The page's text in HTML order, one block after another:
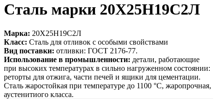
Сталь марки 20Х25Н19С2Л
Марка: 20Х25Н19С2Л
Класс: Сталь для отливок с особыми свойствами
Вид поставки: отливки: ГОСТ 2176-77.
Использование в промышленности: детали, работающие
при высоких температурах в сильно нагруженном состоянии:
реторты для отжига, части печей и ящики для цементации.
Сталь жаростойкая при температуре до 1100 °С, жаропрочная,
аустенитиого класса.